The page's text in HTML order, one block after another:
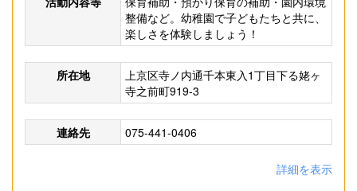
整備など。幼稚園で子どもたちと共に、
楽しさを体験しましょう！
所在地
上京区寺ノ内通千本東入1丁目下る姥ヶ
寺之前町919-3
連絡先 075-441-0406
詳細を表示